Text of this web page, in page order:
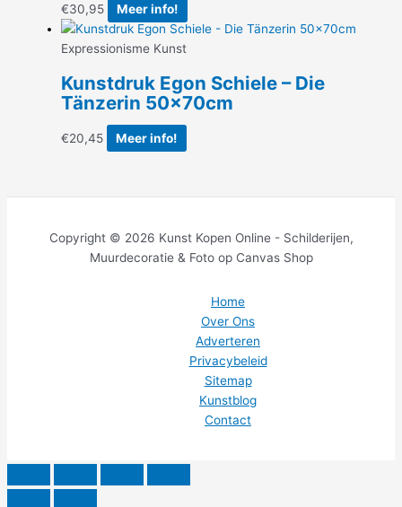
€30,95 Meer info!
Expressionisme Kunst
Kunstdruk Egon Schiele – Die
Tänzerin 50x70cm
€20,45 Meer info!
Copyright © 2026 Kunst Kopen Online - Schilderijen,
Muurdecoratie & Foto op Canvas Shop
Home
Over Ons
Adverteren
Privacybeleid
Sitemap
Kunstblog
Contact